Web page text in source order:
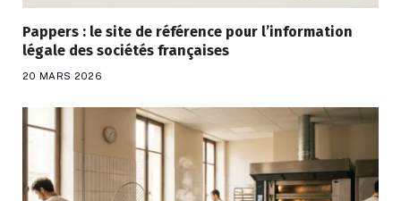
Pappers : le site de référence pour l’information
légale des sociétés françaises
20 MARS 2026